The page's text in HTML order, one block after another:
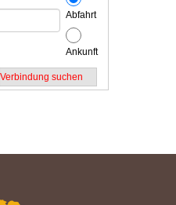
Abfahrt
Ankunft